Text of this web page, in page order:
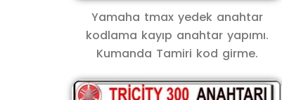
Yamaha tmax yedek anahtar
kodlama kayıp anahtar yapımı.
Kumanda Tamiri kod girme.